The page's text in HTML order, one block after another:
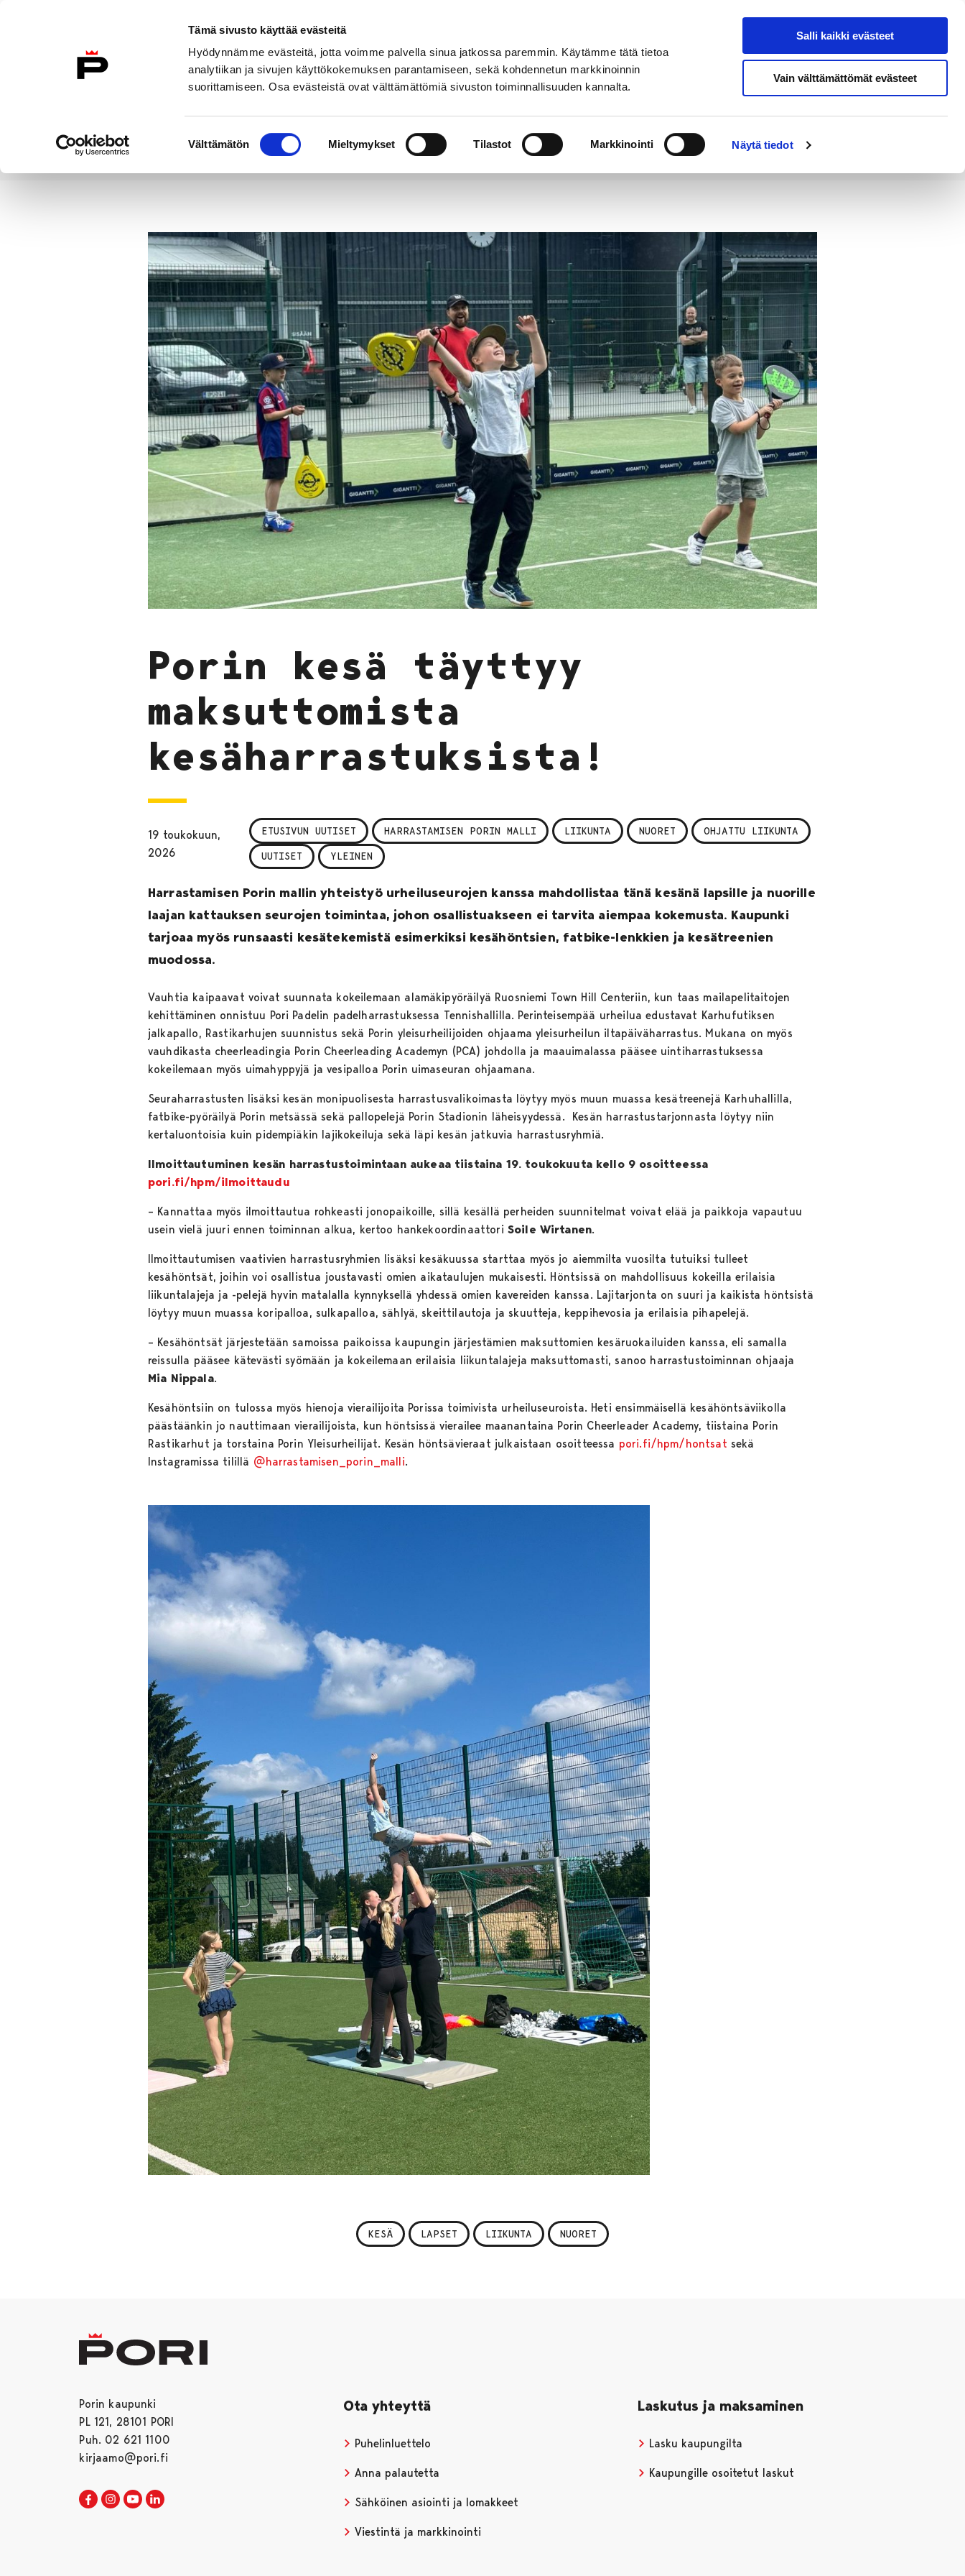
Tämä sivusto käyttää evästeitä
Hyödynnämme evästeitä, jotta voimme palvella sinua jatkossa paremmin. Käytämme tätä tietoa
analytiikan ja sivujen käyttökokemuksen parantamiseen, sekä kohdennetun markkinoinnin
suorittamiseen. Osa evästeistä ovat välttämättömiä sivuston toiminnallisuuden kannalta.
valinta
Välttämätön Mieltymykset Tilastot Markkinointi Näytä tiedot
Salli kaikki evästeet
Vain välttämättömät evästeet
Etusivulle
Hae sivustolta
Etusivu
Porin kesä täyttyy
maksuttomista
kesäharrastuksista!
19 toukokuun,
2026
ETUSIVUN UUTISET HARRASTAMISEN PORIN MALLI LIIKUNTA NUORET OHJATTU LIIKUNTA
UUTISET YLEINEN
Harrastamisen Porin mallin yhteistyö urheiluseurojen kanssa mahdollistaa tänä kesänä lapsille ja nuorille
laajan kattauksen seurojen toimintaa, johon osallistuakseen ei tarvita aiempaa kokemusta. Kaupunki
tarjoaa myös runsaasti kesätekemistä esimerkiksi kesähöntsien, fatbike-lenkkien ja kesätreenien
muodossa.
Vauhtia kaipaavat voivat suunnata kokeilemaan alamäkipyöräilyä Ruosniemi Town Hill Centeriin, kun taas mailapelitaitojen
kehittäminen onnistuu Pori Padelin padelharrastuksessa Tennishallilla. Perinteisempää urheilua edustavat Karhufutiksen
jalkapallo, Rastikarhujen suunnistus sekä Porin yleisurheilijoiden ohjaama yleisurheilun iltapäiväharrastus. Mukana on myös
vauhdikasta cheerleadingia Porin Cheerleading Academyn (PCA) johdolla ja maauimalassa pääsee uintiharrastuksessa
kokeilemaan myös uimahyppyjä ja vesipalloa Porin uimaseuran ohjaamana.
Seuraharrastusten lisäksi kesän monipuolisesta harrastusvalikoimasta löytyy myös muun muassa kesätreenejä Karhuhallilla,
fatbike-pyöräilyä Porin metsässä sekä pallopelejä Porin Stadionin läheisyydessä. Kesän harrastustarjonnasta löytyy niin
kertaluontoisia kuin pidempiäkin lajikokeiluja sekä läpi kesän jatkuvia harrastusryhmiä.
Ilmoittautuminen kesän harrastustoimintaan aukeaa tiistaina 19. toukokuuta kello 9 osoitteessa
pori.fi/hpm/ilmoittaudu
– Kannattaa myös ilmoittautua rohkeasti jonopaikoille, sillä kesällä perheiden suunnitelmat voivat elää ja paikkoja vapautuu
usein vielä juuri ennen toiminnan alkua, kertoo hankekoordinaattori Soile Wirtanen.
Ilmoittautumisen vaativien harrastusryhmien lisäksi kesäkuussa starttaa myös jo aiemmilta vuosilta tutuiksi tulleet
kesähöntsät, joihin voi osallistua joustavasti omien aikataulujen mukaisesti. Höntsissä on mahdollisuus kokeilla erilaisia
liikuntalajeja ja -pelejä hyvin matalalla kynnyksellä yhdessä omien kavereiden kanssa. Lajitarjonta on suuri ja kaikista höntsistä
löytyy muun muassa koripalloa, sulkapalloa, sählyä, skeittilautoja ja skuutteja, keppihevosia ja erilaisia pihapelejä.
– Kesähöntsät järjestetään samoissa paikoissa kaupungin järjestämien maksuttomien kesäruokailuiden kanssa, eli samalla
reissulla pääsee kätevästi syömään ja kokeilemaan erilaisia liikuntalajeja maksuttomasti, sanoo harrastustoiminnan ohjaaja
Mia Nippala.
Kesähöntsiin on tulossa myös hienoja vierailijoita Porissa toimivista urheiluseuroista. Heti ensimmäisellä kesähöntsäviikolla
päästäänkin jo nauttimaan vierailijoista, kun höntsissä vierailee maanantaina Porin Cheerleader Academy, tiistaina Porin
Rastikarhut ja torstaina Porin Yleisurheilijat. Kesän höntsävieraat julkaistaan osoitteessa pori.fi/hpm/hontsat sekä
Instagramissa tilillä @harrastamisen_porin_malli.
KESÄ LAPSET LIIKUNTA NUORET
Porin kaupunki
PL 121, 28101 PORI
Puh. 02 621 1100
kirjaamo@pori.fi
Porin kaupunki Facebookissa
Avautuu uudessa välilehdessä
Porin kaupunki Instagramissa
Avautuu uudessa välilehdessä
Porin kaupunki Youtubessa
Avautuu uudessa välilehdessä
Ota yhteyttä
Puhelinluettelo
Anna palautetta
Sähköinen asiointi ja lomakkeet
Viestintä ja markkinointi
Laskutus ja maksaminen
Lasku kaupungilta
Kaupungille osoitetut laskut